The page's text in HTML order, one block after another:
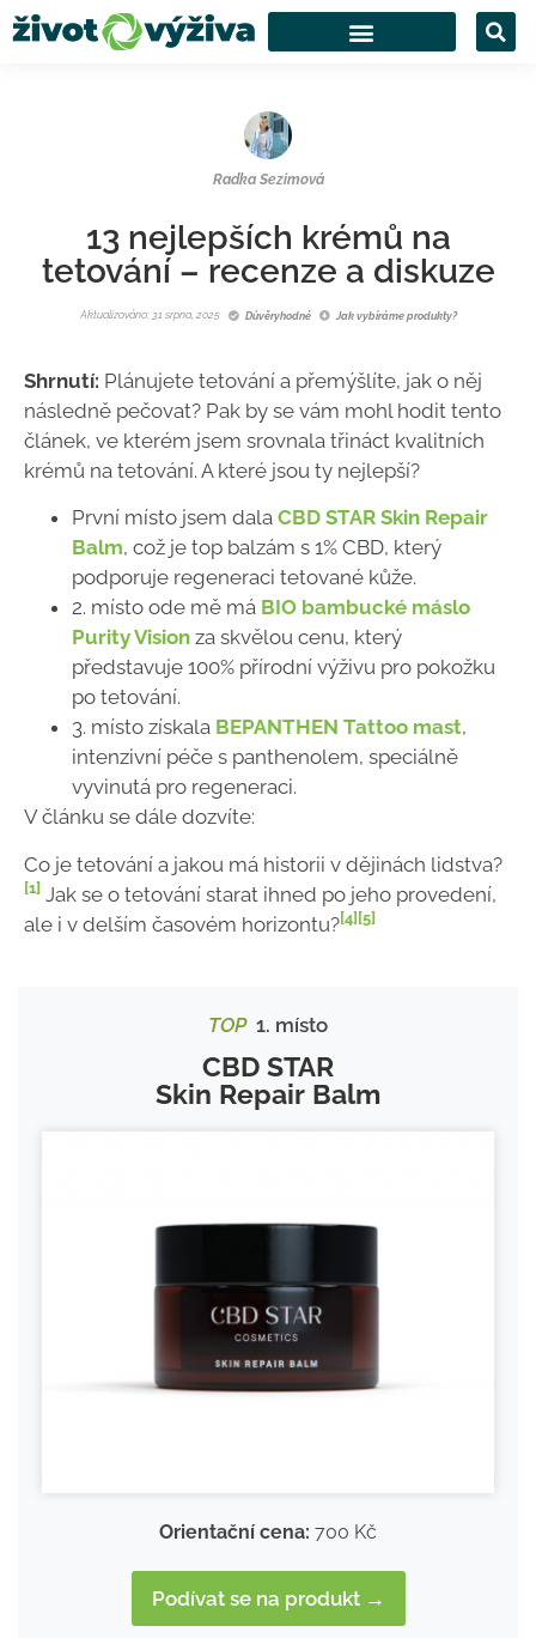
Radka Sezimová
13 nejlepších krémů na
tetování – recenze a diskuze
Aktualizováno: 31 srpna, 2025 Důvěryhodné Jak vybíráme produkty?
Shrnutí: Plánujete tetování a přemýšlíte, jak o něj
následně pečovat? Pak by se vám mohl hodit tento
článek, ve kterém jsem srovnala třináct kvalitních
krémů na tetování. A které jsou ty nejlepší?
První místo jsem dala CBD STAR Skin Repair
Balm, což je top balzám s 1% CBD, který
podporuje regeneraci tetované kůže.
2. místo ode mě má BIO bambucké máslo
Purity Vision za skvělou cenu, který
představuje 100% přírodní výživu pro pokožku
po tetování.
3. místo získala BEPANTHEN Tattoo mast,
intenzivní péče s panthenolem, speciálně
vyvinutá pro regeneraci.
V článku se dále dozvíte:
Co je tetování a jakou má historii v dějinách lidstva?
[1] Jak se o tetování starat ihned po jeho provedení,
ale i v delším časovém horizontu?[4] [5]
TOP1. místo
CBD STAR
Skin Repair Balm
Orientační cena: 700 Kč
Podívat se na produkt →